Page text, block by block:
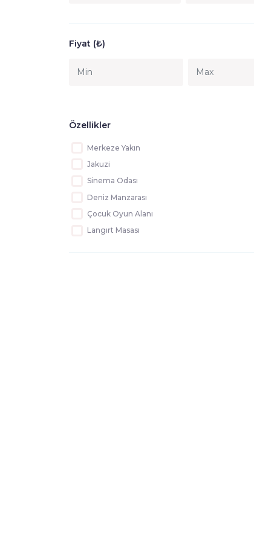
Yeşil üzümlü
Kısa Süreli Kiralık Villalar
Fiyat (₺)
Özellikler
Merkeze Yakın
Jakuzi
Sinema Odası
Deniz Manzarası
Çocuk Oyun Alanı
Langırt Masası